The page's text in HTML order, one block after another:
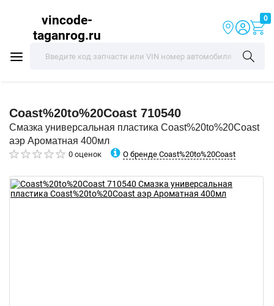
vincode-
taganrog.ru
0
Coast%20to%20Coast 710540
Смазка универсальная пластика Coast%20to%20Coast
аэр Ароматная 400мл
0 оценок О бренде Coast%20to%20Coast